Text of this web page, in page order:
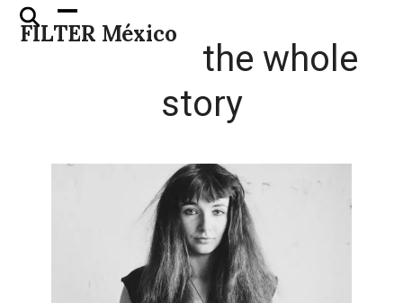
Skip
FILTER México
Open
mobile
Close
mobile
the whole
story